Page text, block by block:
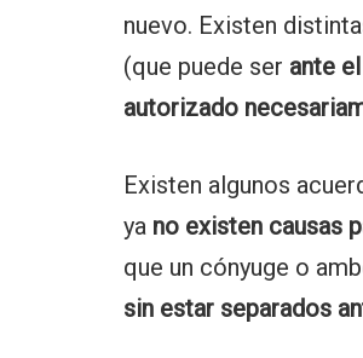
nuevo. Existen
(que puede ser ante
autorizado
Existen algunos
ya no existen causas
que un cónyuge o
sin estar separados